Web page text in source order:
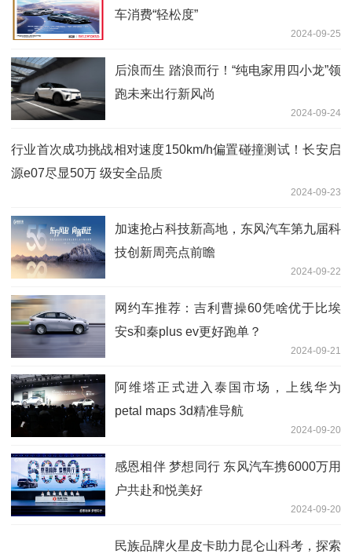
车消费“轻松度”
2024-09-25
后浪而生 踏浪而行！“纯电家用四小龙”领
跑未来出行新风尚
2024-09-24
行业首次成功挑战相对速度150km/h偏置碰撞测试！长安启
源e07尽显50万 级安全品质
2024-09-23
加速抢占科技新高地，东风汽车第九届科
技创新周亮点前瞻
2024-09-22
网约车推荐：吉利曹操60凭啥优于比埃
安s和秦plus ev更好跑单？
2024-09-21
阿维塔正式进入泰国市场，上线华为
petal maps 3d精准导航
2024-09-20
感恩相伴 梦想同行 东风汽车携6000万用
户共赴和悦美好
2024-09-20
民族品牌火星皮卡助力昆仑山科考，探索